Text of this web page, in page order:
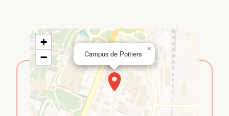
Campus de Poitiers
×
+
−